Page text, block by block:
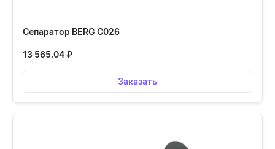
Сепаратор BERG С026
13 565.04₽
Заказать